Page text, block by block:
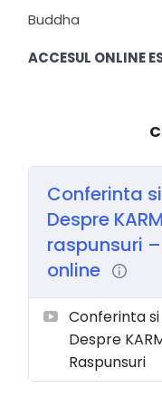
Buddha
ACCESUL ONLINE
Conferinta
Despre
raspunsuri
online
Conferinta
Despre
Raspunsuri